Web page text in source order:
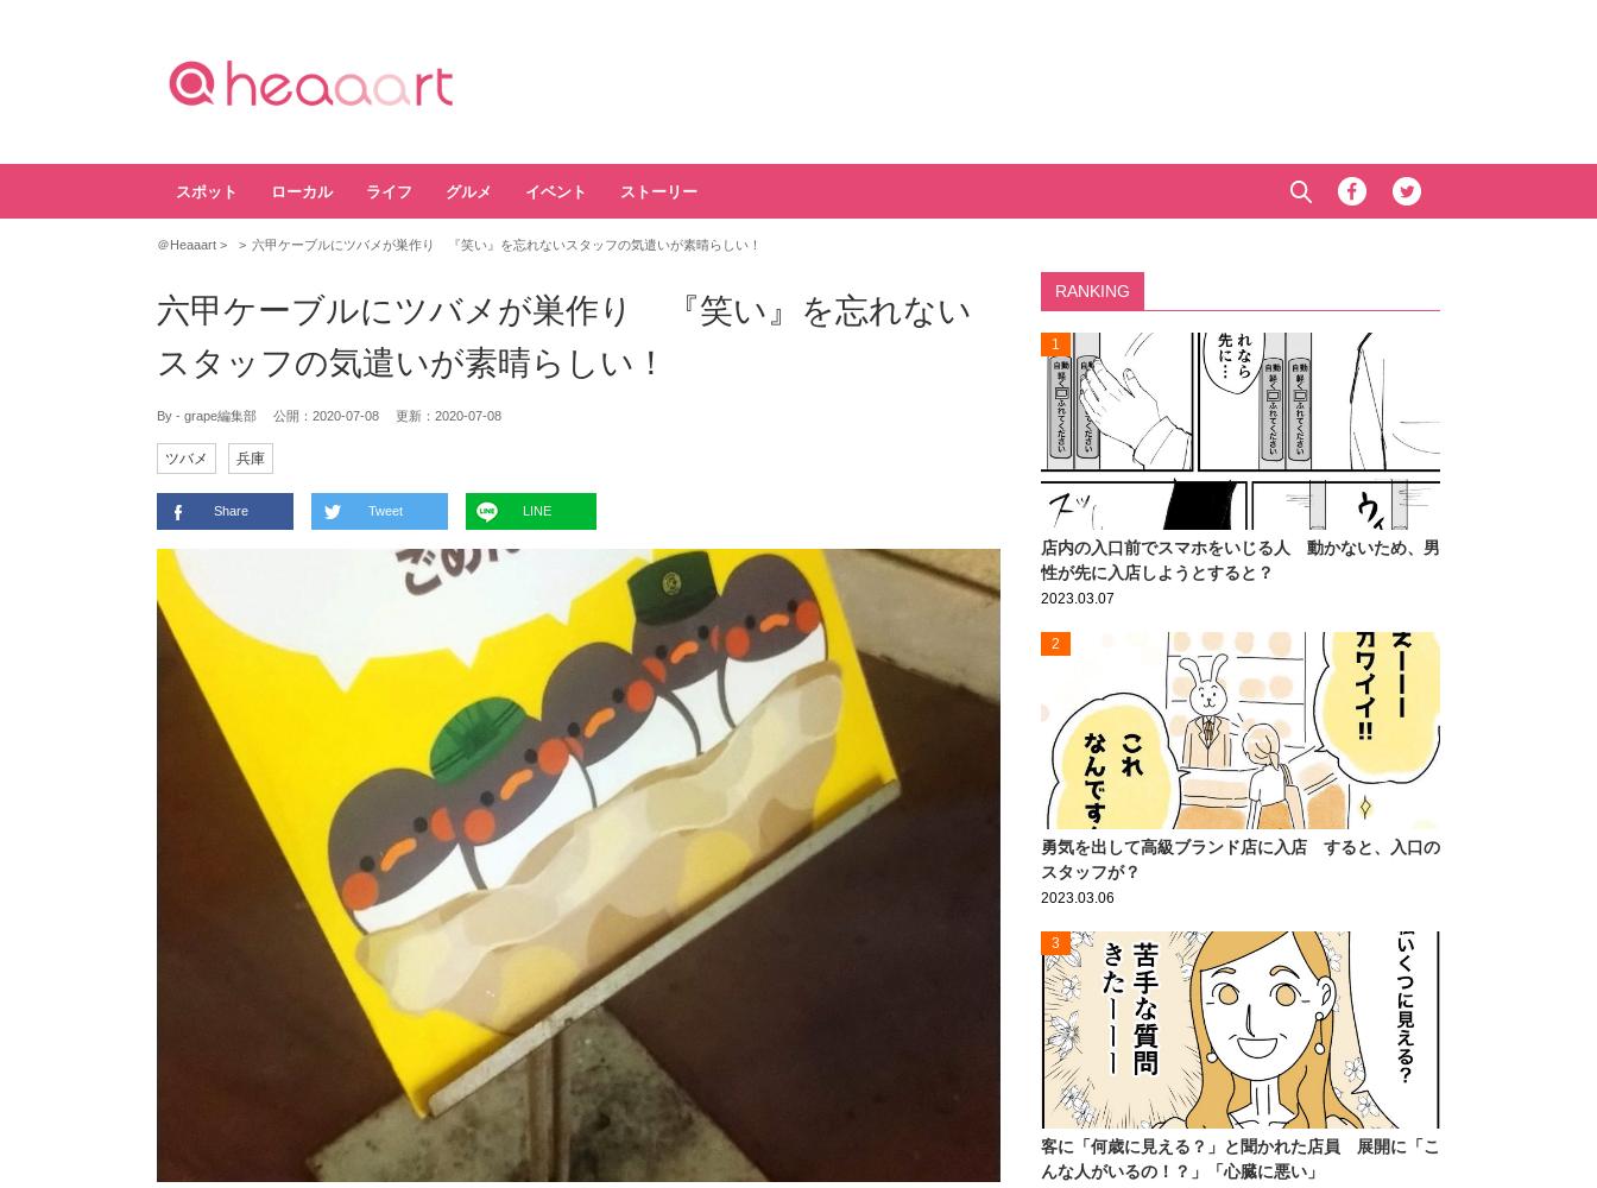
スポット ローカル ライフ グルメ イベント ストーリー
＠Heaaart 六甲ケーブルにツバメが巣作り 『笑い』を忘れないスタッフの気遣いが素晴らしい！
六甲ケーブルにツバメが巣作り 『笑い』を忘れない
スタッフの気遣いが素晴らしい！
By - grape編集部 公開： 2020-07-08 更新： 2020-07-08
ツバメ 兵庫
Share Tweet LINE
RANKING
1
店内の入口前でスマホをいじる人 動かないため、男
性が先に入店しようとすると？
2023.03.07
2
勇気を出して高級ブランド店に入店 すると、入口の
スタッフが？
2023.03.06
3
客に「何歳に見える？」と聞かれた店員 展開に「こ
んな人がいるの！？」「心臓に悪い」